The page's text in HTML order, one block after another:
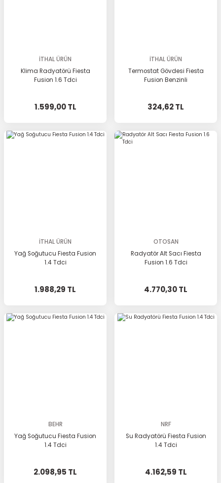
İTHAL ÜRÜN
Klima Radyatörü Fiesta
Fusion 1.6 Tdci
1.599,00 TL
İTHAL ÜRÜN
Termostat Gövdesi Fiesta
Fusion Benzinli
324,62 TL
İTHAL ÜRÜN
Yağ Soğutucu Fiesta Fusion
1.4 Tdci
1.988,29 TL
OTOSAN
Radyatör Alt Sacı Fiesta
Fusion 1.6 Tdci
4.770,30 TL
BEHR
Yağ Soğutucu Fiesta Fusion
1.4 Tdci
2.098,95 TL
NRF
Su Radyatörü Fiesta Fusion
1.4 Tdci
4.162,59 TL